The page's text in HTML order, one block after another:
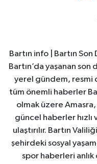
Bartın info | Bartın
Bartın’da yaşanan
yerel gündem, resmi
tüm önemli haberler
olmak üzere
güncel haberler
ulaştırılır. Bartın
şehirdeki sosyal
spor haberleri anlık